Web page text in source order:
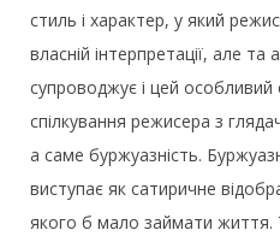
стиль і характер, у який
власній інтерпретації, але
супроводжує і цей
спілкування режисера з
а саме буржуазність.
виступає як сатиричне
якого б мало займати життя.